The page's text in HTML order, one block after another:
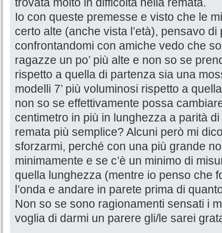
Io con queste premesse e visto che le
certo alte (anche vista l’età), pensavo di
confrontandomi con amiche vedo che
ragazze un po’ più alte e non so se
rispetto a quella di partenza sia una
modelli 7’ più voluminosi rispetto a
non so se effettivamente possa
centimetro in più in lunghezza a parità
remata più semplice? Alcuni però mi
sforzarmi, perché con una più grande
minimamente e se c’è un minimo di
quella lunghezza (mentre io penso che
l’onda e andare in parete prima di
Non so se sono ragionamenti sensati i
voglia di darmi un parere gli/le sarei